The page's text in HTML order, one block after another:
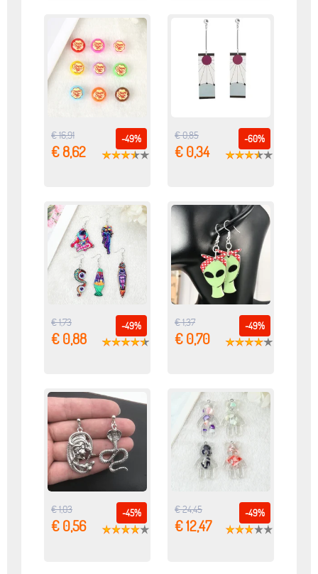
-49%
€ 16,91
€ 8,62
-60%
€ 0,85
€ 0,34
-49%
€ 1,73
€ 0,88
-49%
€ 1,37
€ 0,70
-45%
€ 1,03
€ 0,56
-49%
€ 24,45
€ 12,47